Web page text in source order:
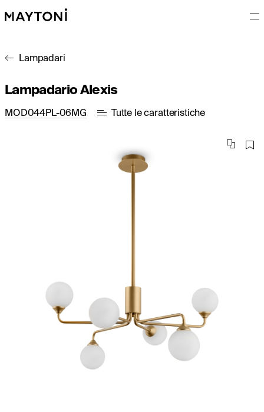
Lampadari
Lampadario Alexis
MOD044PL-06MG Tutte le caratteristiche